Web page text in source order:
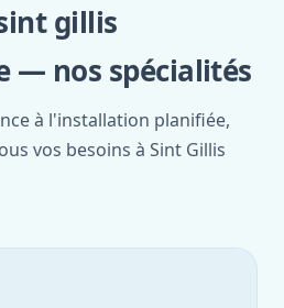
gillis
— nos spécialités
à l'installation planifiée,
vos besoins à Sint Gillis